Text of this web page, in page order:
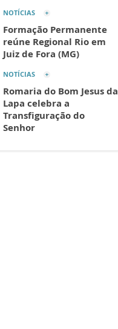
NOTÍCIAS
Formação Permanente
reúne Regional Rio em
Juiz de Fora (MG)
NOTÍCIAS
Romaria do Bom Jesus da
Lapa celebra a
Transfiguração do
Senhor